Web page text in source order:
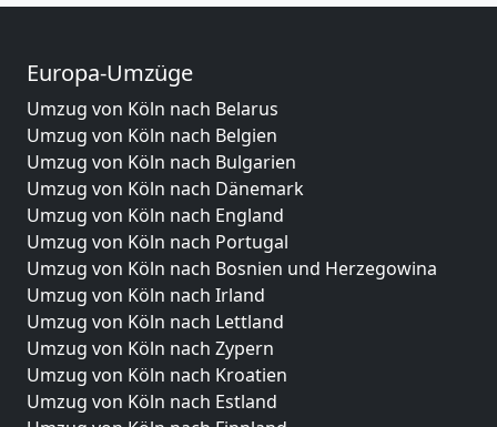
Europa-Umzüge
Umzug von Köln nach Belarus
Umzug von Köln nach Belgien
Umzug von Köln nach Bulgarien
Umzug von Köln nach Dänemark
Umzug von Köln nach England
Umzug von Köln nach Portugal
Umzug von Köln nach Bosnien und Herzegowina
Umzug von Köln nach Irland
Umzug von Köln nach Lettland
Umzug von Köln nach Zypern
Umzug von Köln nach Kroatien
Umzug von Köln nach Estland